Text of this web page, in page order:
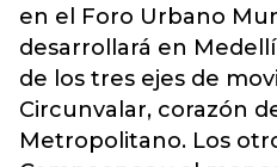
en el Foro Urbano
desarrollará en
de los tres ejes de
Circunvalar, corazón
Metropolitano. Los